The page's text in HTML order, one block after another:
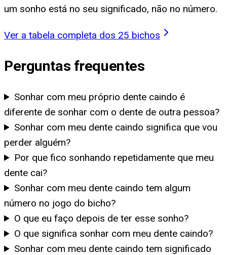
um sonho está no seu significado, não no número.
Ver a tabela completa dos 25 bichos
Perguntas frequentes
Sonhar com meu próprio dente caindo é
diferente de sonhar com o dente de outra pessoa?
Sonhar com meu dente caindo significa que vou
perder alguém?
Por que fico sonhando repetidamente que meu
dente cai?
Sonhar com meu dente caindo tem algum
número no jogo do bicho?
O que eu faço depois de ter esse sonho?
O que significa sonhar com meu dente caindo?
Sonhar com meu dente caindo tem significado